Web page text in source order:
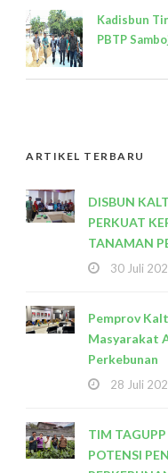
Kadisbun
PBTP
ARTIKEL TERBARU
DISBUN
PERKUAT
TANAMAN
30 Juli
Pemprov
Masyarakat
Perkebunan
28 Juli
TIM
POTENSI